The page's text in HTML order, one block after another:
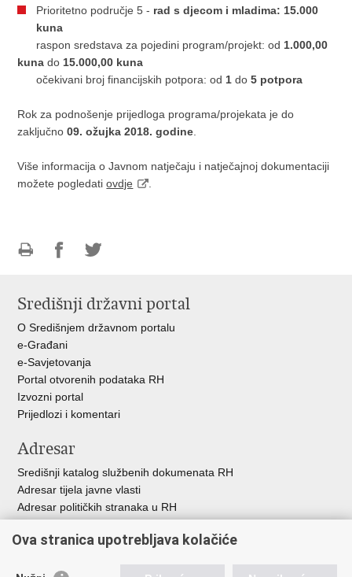
Prioritetno područje 5 - rad s djecom i mladima: 15.000
kuna
raspon sredstava za pojedini program/projekt: od 1.000,00
kunado 15.000,00 kuna
očekivani broj financijskih potpora: od 1 do5 potpora
Rok za podnošenje prijedloga programa/projekata je do
zaključno09. ožujka 2018. godine
Više informacija o Javnom natječaju i natječajnoj dokumentaciji
možete pogledatiovdje
FacebookuTwitteru
Središnji državni portal
O Središnjem državnom portalu
e-Građani
e-Savjetovanja
Portal otvorenih podataka RH
Izvozni portal
Prijedlozi i komentari
Adresar
Središnji katalog službenih dokumenata RH
Adresar tijela javne vlasti
Adresar političkih stranaka u RH
Besplatni telefoni javne uprave
Ova stranica upotrebljava kolačiće